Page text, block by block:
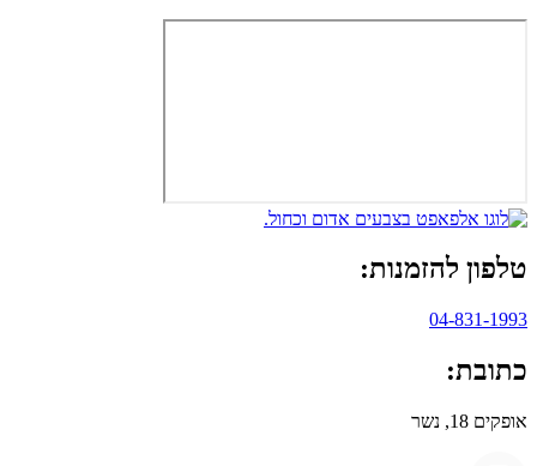
טלפון להזמנות:
04-831-1993
כתובת:
אופקים 18, נשר